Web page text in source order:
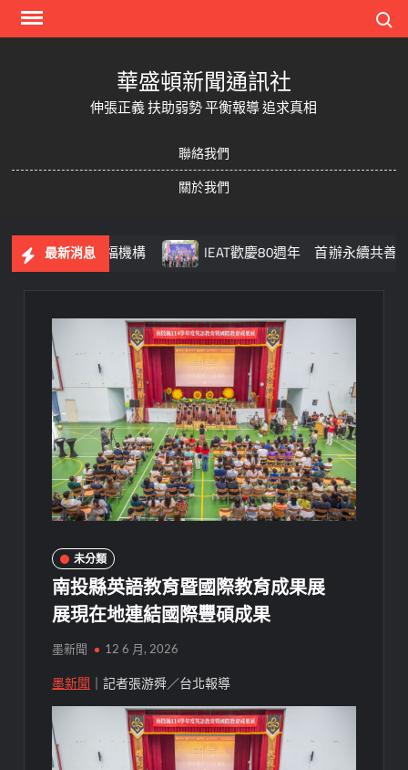
Skip
華盛頓新聞通訊社
伸張正義 扶助弱勢 平衡報導 追求真相
聯絡我們
關於我們
最新消息
社福機構 IEAT歡慶80週年 首辦永續共善嘉年華串聯
未分類
南投縣英語教育暨國際教育成果展
展現在地連結國際豐碩成果
墨新聞 12 6 月, 2026
墨新聞 ｜記者張游舜／台北報導